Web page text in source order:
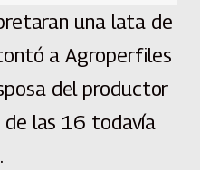
una lata de
a Agroperfiles
del productor
de las 16 todavía